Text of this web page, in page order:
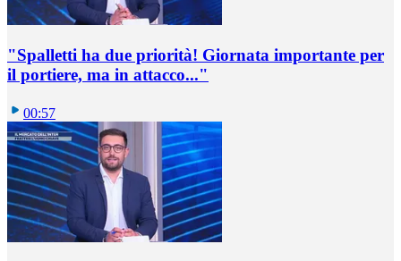
"Spalletti ha due priorità! Giornata importante per
il portiere, ma in attacco..."
00:57